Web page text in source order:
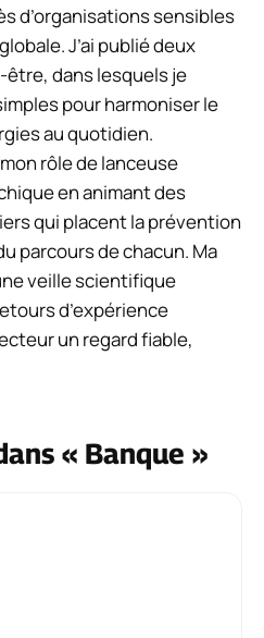
d’organisations sensibles
J’ai publié deux
être, dans lesquels je
pour harmoniser le
au quotidien.
rôle de lanceuse
en animant des
qui placent la prévention
parcours de chacun. Ma
veille scientifique
d’expérience
un regard fiable,
« Banque »